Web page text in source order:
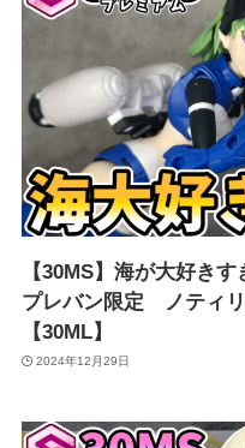
【30MS】海が大好き
プレバン限定 ノティ
【30ML】
2024年12月29日